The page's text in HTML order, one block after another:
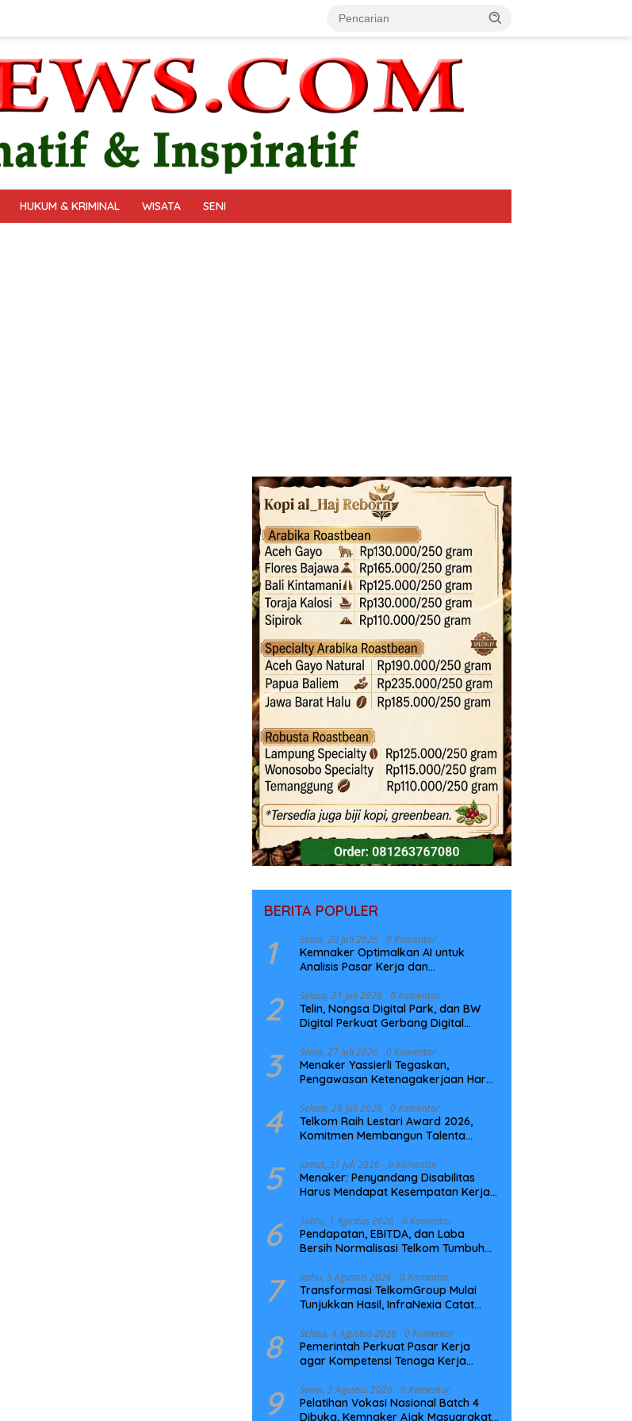
HUKUM & KRIMINAL WISATA SENI
BERITA POPULER
1 Senin, 20 Juli 2026 0 Komentar
Kemnaker Optimalkan AI untuk
Analisis Pasar Kerja dan
2 Selasa, 21 Juli 2026 0 Komentar
Telin, Nongsa Digital Park, dan BW
Digital Perkuat Gerbang Digital
NCC
3 Senin, 27 Juli 2026 0 Komentar
Menaker Yassierli Tegaskan,
Pengawasan Ketenagakerjaan Harus
4 Selasa, 28 Juli 2026 0 Komentar
Telkom Raih Lestari Award 2026,
Komitmen Membangun Talenta
5 Jumat, 31 Juli 2026 0 Komentar
Menaker: Penyandang Disabilitas
Harus Mendapat Kesempatan Kerja
6 Sabtu, 1 Agustus 2026 0 Komentar
Pendapatan, EBITDA, dan Laba
Bersih Normalisasi Telkom Tumbuh
7 Rabu, 5 Agustus 2026 0 Komentar
Transformasi TelkomGroup Mulai
Tunjukkan Hasil, InfraNexia Catat
Digital Nasional
8 Selasa, 4 Agustus 2026 0 Komentar
Pemerintah Perkuat Pasar Kerja
agar Kompetensi Tenaga Kerja
9 Senin, 3 Agustus 2026 0 Komentar
Pelatihan Vokasi Nasional Batch 4
Dibuka, Kemnaker Ajak Masyarakat